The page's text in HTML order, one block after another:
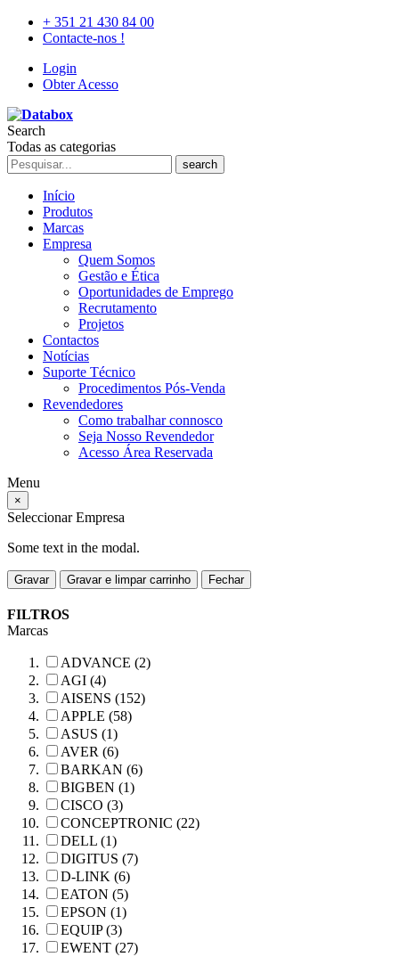
+ 351 21 430 84 00
Contacte-nos !
Login
Obter Acesso
Search
Todas as categorias
search
Início
Produtos
Marcas
Empresa
Quem Somos
Gestão e Ética
Oportunidades de Emprego
Recrutamento
Projetos
Contactos
Notícias
Suporte Técnico
Procedimentos Pós-Venda
Revendedores
Como trabalhar connosco
Seja Nosso Revendedor
Acesso Área Reservada
Menu
×
Seleccionar Empresa
Some text in the modal.
Gravar Gravar e limpar carrinho Fechar
FILTROS
Marcas
ADVANCE (2)
AGI (4)
AISENS (152)
APPLE (58)
ASUS (1)
AVER (6)
BARKAN (6)
BIGBEN (1)
CISCO (3)
CONCEPTRONIC (22)
DELL (1)
DIGITUS (7)
D-LINK (6)
EATON (5)
EPSON (1)
EQUIP (3)
EWENT (27)